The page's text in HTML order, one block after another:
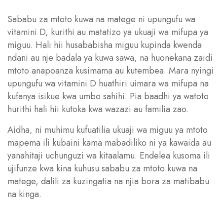
Sababu za mtoto kuwa na matege ni upungufu wa
vitamini D, kurithi au matatizo ya ukuaji wa mifupa ya
miguu. Hali hii husababisha miguu kupinda kwenda
ndani au nje badala ya kuwa sawa, na huonekana zaidi
mtoto anapoanza kusimama au kutembea. Mara nyingi
upungufu wa vitamini D huathiri uimara wa mifupa na
kufanya isikue kwa umbo sahihi. Pia baadhi ya watoto
hurithi hali hii kutoka kwa wazazi au familia zao.
Aidha, ni muhimu kufuatilia ukuaji wa miguu ya mtoto
mapema ili kubaini kama mabadiliko ni ya kawaida au
yanahitaji uchunguzi wa kitaalamu. Endelea kusoma ili
ujifunze kwa kina kuhusu sababu za mtoto kuwa na
matege, dalili za kuzingatia na njia bora za matibabu
na kinga.